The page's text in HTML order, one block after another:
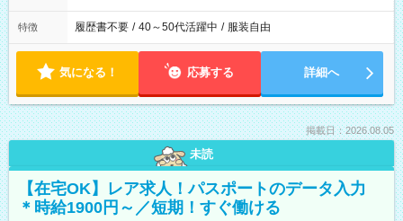
特徴 履歴書不要 / 40～50代活躍中 / 服装自由
気になる！ 応募する 詳細へ
掲載日：2026.08.05
未読
【在宅OK】レア求人！パスポートのデータ入力
＊時給1900円～／短期！すぐ働ける